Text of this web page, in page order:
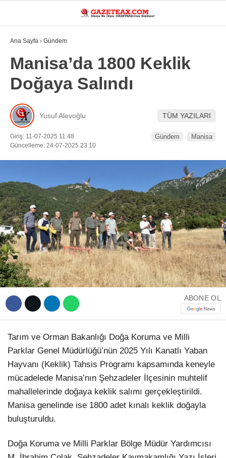
WhatsApp İhbar Hattı
Facebook
Instagram
Youtube
Telegram
24.3
MANISA
DÜNYA
ASAYIŞ
GÜNDEM
SIYASET
SPOR
YEREL
EĞITIM
Ana Sayfa › Gündem
Manisa’da 1800 Keklik
Doğaya Salındı
Yusuf Alevoğlu TÜM YAZILARI
Giriş: 11-07-2025 11:48
Güncelleme: 24-07-2025 23:10
Gündem Manisa
ABONE OL
Tarım ve Orman Bakanlığı Doğa Koruma ve Milli
Parklar Genel Müdürlüğü’nün 2025 Yılı Kanatlı Yaban
Hayvanı (Keklik) Tahsis Programı kapsamında keneyle
mücadelede Manisa’nın Şehzadeler İlçesinin muhtelif
mahallelerinde doğaya keklik salımı gerçekleştirildi.
Manisa genelinde ise 1800 adet kınalı keklik doğayla
buluşturuldu.
Doğa Koruma ve Milli Parklar Bölge Müdür Yardımcısı